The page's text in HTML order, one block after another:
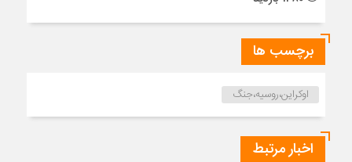
برچسب ها
اوکراین،روسیه،جنگ
اخبار مرتبط